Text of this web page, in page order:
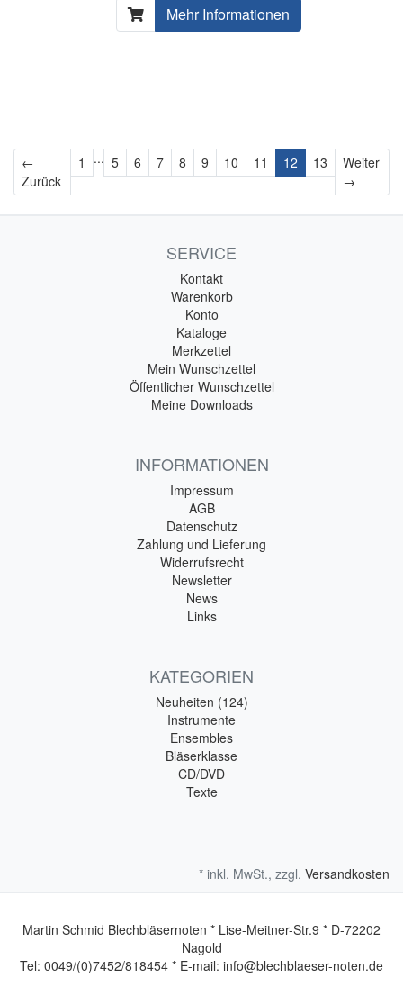
Mehr Informationen
←
ZurückZurück
1 ... 5 6 7 8 9 10 11 12 13
Weiter
→Weiter
SERVICE
Kontakt
Warenkorb
Konto
Kataloge
Merkzettel
Mein Wunschzettel
Öffentlicher Wunschzettel
Meine Downloads
INFORMATIONEN
Impressum
AGB
Datenschutz
Zahlung und Lieferung
Widerrufsrecht
Newsletter
News
Links
KATEGORIEN
Neuheiten (124)
Instrumente
Ensembles
Bläserklasse
CD/DVD
Texte
* inkl. MwSt., zzgl. Versandkosten
Martin Schmid Blechbläsernoten * Lise-Meitner-Str.9 * D-72202
Nagold
Tel: 0049/(0)7452/818454 * E-mail: info@blechblaeser-noten.de